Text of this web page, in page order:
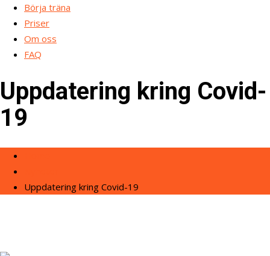
Börja träna
Priser
Om oss
FAQ
Uppdatering kring Covid-
19
Uppdatering kring Covid-19